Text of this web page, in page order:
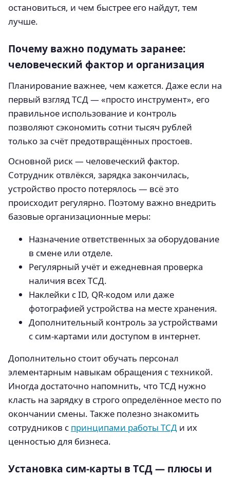
остановиться, и чем быстрее его найдут, тем
лучше.
Почему важно подумать заранее:
человеческий фактор и организация
Планирование важнее, чем кажется. Даже если на
первый взгляд ТСД — «просто инструмент», его
правильное использование и контроль
позволяют сэкономить сотни тысяч рублей
только за счёт предотвращённых простоев.
Основной риск — человеческий фактор.
Сотрудник отвлёкся, зарядка закончилась,
устройство просто потерялось — всё это
происходит регулярно. Поэтому важно внедрить
базовые организационные меры:
Назначение ответственных за оборудование
в смене или отделе.
Регулярный учёт и ежедневная проверка
наличия всех ТСД.
Наклейки с ID, QR-кодом или даже
фотографией устройства на месте хранения.
Дополнительный контроль за устройствами
с сим-картами или доступом в интернет.
Дополнительно стоит обучать персонал
элементарным навыкам обращения с техникой.
Иногда достаточно напомнить, что ТСД нужно
класть на зарядку в строго определённое место по
окончании смены. Также полезно знакомить
сотрудников с принципами работы ТСД и их
ценностью для бизнеса.
Установка сим-карты в ТСД — плюсы и